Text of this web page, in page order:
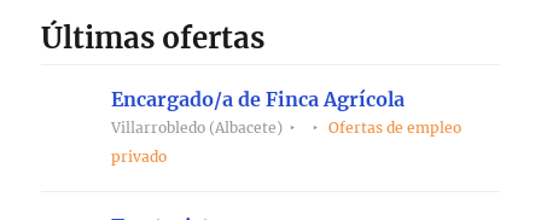
Últimas ofertas
Encargado/a de Finca Agrícola
Villarrobledo (Albacete)
Ofertas de empleo
privado